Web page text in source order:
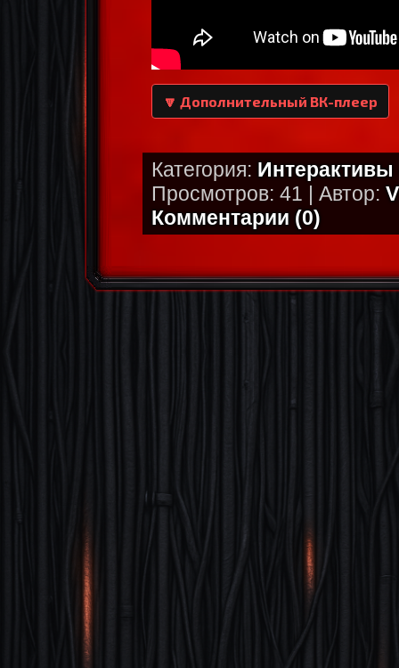
🔽 Дополнительный ВК-плеер
Категория:
Просмотров: 41 | Автор:
Комментарии (0)